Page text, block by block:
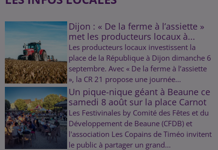
Dijon : « De la ferme à l’assiette »
met les producteurs locaux à...
Les producteurs locaux investissent la
place de la République à Dijon dimanche 6
septembre. Avec « De la ferme à l’assiette
», la CR 21 propose une journée...
Un pique-nique géant à Beaune ce
samedi 8 août sur la place Carnot
Les Festivinales by Comité des Fêtes et du
Développement de Beaune (CFDB) et
l'association Les Copains de Timéo invitent
le public à partager un grand...